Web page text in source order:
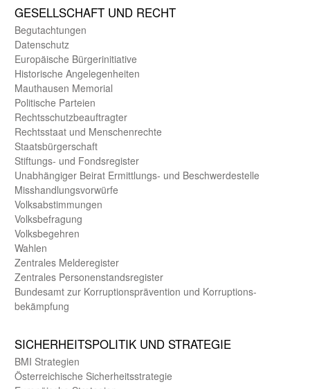
GE­SELL­SCHAFT UND RECHT
Begut­achtungen
Daten­schutz
Europäische Bürger­initiative
Historische Angelegen­heiten
Mauthausen Memorial
Politische Parteien
Rechts­schutz­beauftragter
Rechts­staat und Menschen­rechte
Staats­bürger­schaft
Stiftungs- und Fonds­register
Unab­hängiger Beirat Ermittlungs- und Beschwerde­stelle
Misshandlungs­vorwürfe
Volks­abstimmungen
Volks­befragung
Volks­begehren
Wahlen
Zentrales Melde­register
Zentrales Personen­stands­register
Bundes­amt zur Korrup­tions­prävention und Korrup­tions­
bekämpfung
SICHER­HEITS­POLITIK UND STRATEGIE
BMI Strategien
Öster­reichische Sicherheits­strategie